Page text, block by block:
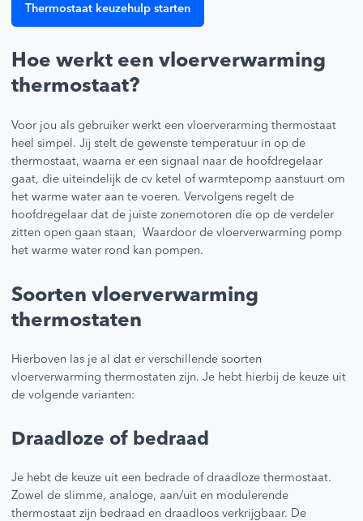
Thermostaat keuzehulp starten
Hoe werkt een vloerverwarming
thermostaat?
Voor jou als gebruiker werkt een vloerverarming thermostaat
heel simpel. Jij stelt de gewenste temperatuur in op de
thermostaat, waarna er een signaal naar de hoofdregelaar
gaat, die uiteindelijk de cv ketel of warmtepomp aanstuurt om
het warme water aan te voeren. Vervolgens regelt de
hoofdregelaar dat de juiste zonemotoren die op de verdeler
zitten open gaan staan, Waardoor de vloerverwarming pomp
het warme water rond kan pompen.
Soorten vloerverwarming
thermostaten
Hierboven las je al dat er verschillende soorten
vloerverwarming thermostaten zijn. Je hebt hierbij de keuze uit
de volgende varianten:
Draadloze of bedraad
Je hebt de keuze uit een bedrade of draadloze thermostaat.
Zowel de slimme, analoge, aan/uit en modulerende
thermostaat zijn bedraad en draadloos verkrijgbaar. De